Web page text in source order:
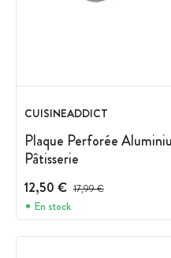
CUISINEADDICT
Plaque Perforée
Pâtisserie
12,50 € Prix avant réduction :
17,99 €
En stock